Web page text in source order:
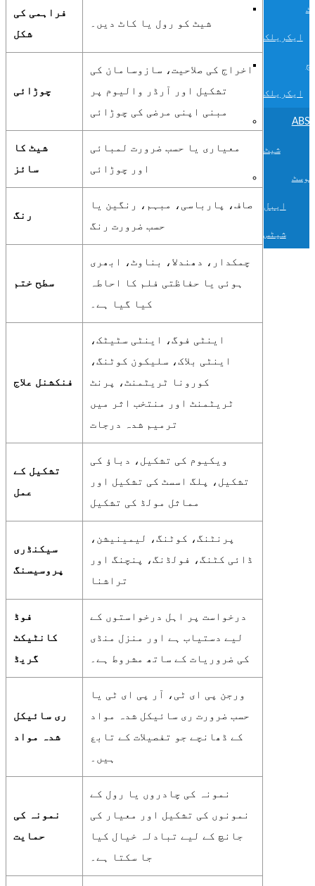
ایکریلک
ایکریلک
ABS
شیٹ
ایبل
شیٹس
فراہمی کی
شکل
شیٹ کو رول یا کاٹ دیں۔
چوڑائی
اخراج کی صلاحیت، سازوسامان کی
تشکیل اور آرڈر والیوم پر
مبنی اپنی مرضی کی چوڑائی
شیٹ کا
سائز
معیاری یا حسب ضرورت لمبائی
اور چوڑائی
رنگ
صاف، پارباسی، مبہم، رنگین یا
حسب ضرورت رنگ
سطح ختم
چمکدار، دھندلا، بناوٹ، ابھری
ہوئی یا حفاظتی فلم کا احاطہ
کیا گیا ہے۔
فنکشنل علاج
اینٹی فوگ، اینٹی سٹیٹک،
اینٹی بلاک، سلیکون کوٹنگ،
کورونا ٹریٹمنٹ، پرنٹ
ٹریٹمنٹ اور منتخب اثر میں
ترمیم شدہ درجات
تشکیل کے
عمل
ویکیوم کی تشکیل، دباؤ کی
تشکیل، پلگ اسسٹ کی تشکیل اور
مماثل مولڈ کی تشکیل
سیکنڈری
پروسیسنگ
پرنٹنگ، کوٹنگ، لیمینیشن،
ڈائی کٹنگ، فولڈنگ، پنچنگ اور
تراشنا
فوڈ
کانٹیکٹ
گریڈ
درخواست پر اہل درخواستوں کے
لیے دستیاب ہے اور منزل منڈی
کی ضروریات کے ساتھ مشروط ہے۔
ری سائیکل
شدہ مواد
ورجن پی ای ٹی، آر پی ای ٹی یا
حسب ضرورت ری سائیکل شدہ مواد
کے ڈھانچے جو تفصیلات کے تابع
ہیں۔
نمونہ کی
حمایت
نمونہ کی چادروں یا رول کے
نمونوں کی تشکیل اور معیار کی
جانچ کے لیے تبادلہ خیال کیا
جا سکتا ہے۔